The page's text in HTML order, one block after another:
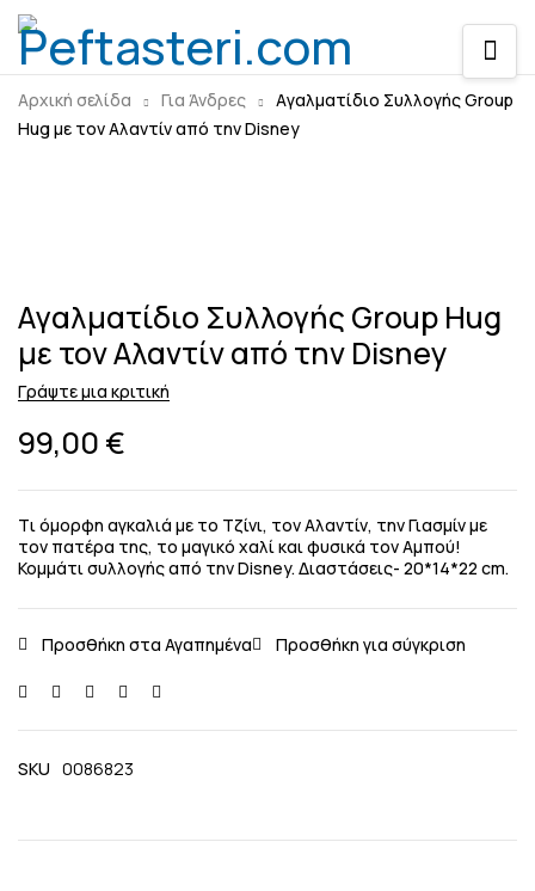
Αρχική σελίδα Για Άνδρες
Aγαλματίδιο Συλλογής Group
Hug με τον Αλαντίν από την Disney
Aγαλματίδιο Συλλογής Group Hug
με τον Αλαντίν από την Disney
Γράψτε μια κριτική
99,00 €
Tι όμορφη αγκαλιά με το Tζίνι, τον Αλαντίν, την Γιασμίν με
τον πατέρα της, το μαγικό χαλί και φυσικά τον Αμπού!
Κομμάτι συλλογής από την Disney. Διαστάσεις- 20*14*22 cm.
SKU 0086823